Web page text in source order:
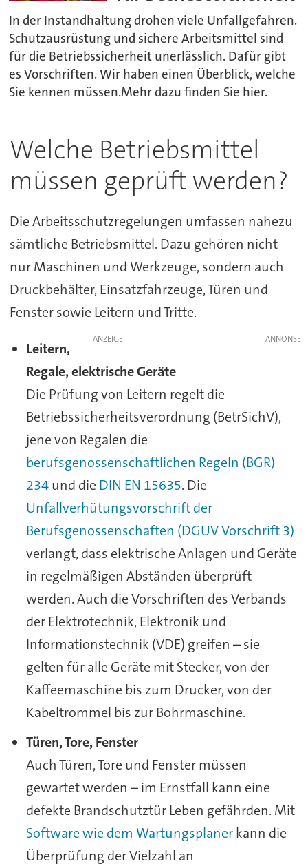
In der Instandhaltung drohen viele Unfallgefahren.
Schutzausrüstung und sichere Arbeitsmittel sind
für die Betriebssicherheit unerlässlich. Dafür gibt
es Vorschriften. Wir haben einen Überblick, welche
Sie kennen müssen.Mehr dazu finden Sie hier.
Welche Betriebsmittel
müssen geprüft werden?
Die Arbeitsschutzregelungen umfassen nahezu
sämtliche Betriebsmittel. Dazu gehören nicht
nur Maschinen und Werkzeuge, sondern auch
Druckbehälter, Einsatzfahrzeuge, Türen und
Fenster sowie Leitern und Tritte.
ANZEIGE
Leitern,
Regale, elektrische Geräte
Die Prüfung von Leitern regelt die
Betriebssicherheitsverordnung (BetrSichV),
jene von Regalen die
berufsgenossenschaftlichen Regeln (BGR)
234und die DIN EN 15635. Die
Unfallverhütungsvorschrift der
Berufsgenossenschaften (DGUV Vorschrift 3)
verlangt, dass elektrische Anlagen und Geräte
in regelmäßigen Abständen überprüft
werden. Auch die Vorschriften des Verbands
der Elektrotechnik, Elektronik und
Informationstechnik (VDE) greifen – sie
gelten für alle Geräte mit Stecker, von der
Kaffeemaschine bis zum Drucker, von der
Kabeltrommel bis zur Bohrmaschine.
Türen, Tore, Fenster
Auch Türen, Tore und Fenster müssen
gewartet werden – im Ernstfall kann eine
defekte Brandschutztür Leben gefährden. Mit
Software wie dem Wartungsplanerkann die
Überprüfung der Vielzahl an